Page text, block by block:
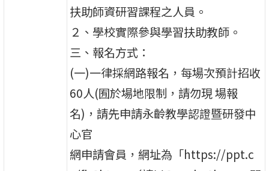
扶助師資研習課程之人員。
２、學校實際參與學習扶助教師。
三、報名方式：
(一)一律採網路報名，每場次預計招收
60人(囿於場地限制，請勿現 場報
名)，請先申請永齡教學認證暨研發中
心官
網申請會員，網址為「https://ppt.c